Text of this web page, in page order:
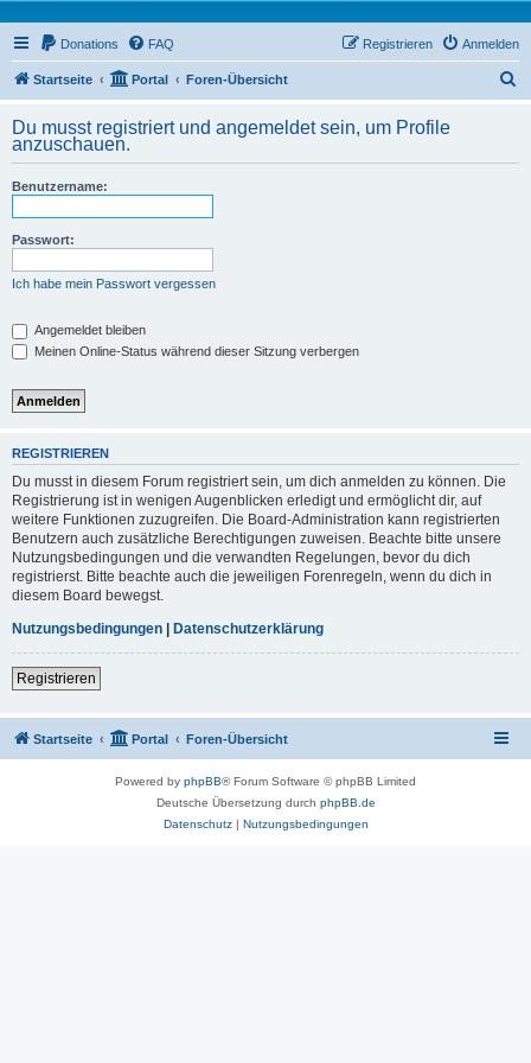
Donations FAQ Anmelden
Registrieren
Startseite Portal Foren-Übersicht
h
Du musst registriert und angemeldet sein, um Profile
anzuschauen.
Benutzername:
Passwort:
Ich habe mein Passwort vergessen
Angemeldet bleiben
Meinen Online-Status während dieser Sitzung verbergen
REGISTRIEREN
Du musst in diesem Forum registriert sein, um dich anmelden zu können. Die
Registrierung ist in wenigen Augenblicken erledigt und ermöglicht dir, auf
weitere Funktionen zuzugreifen. Die Board-Administration kann registrierten
Benutzern auch zusätzliche Berechtigungen zuweisen. Beachte bitte unsere
Nutzungsbedingungen und die verwandten Regelungen, bevor du dich
registrierst. Bitte beachte auch die jeweiligen Forenregeln, wenn du dich in
diesem Board bewegst.
Nutzungsbedingungen | Datenschutzerklärung
Registrieren
Startseite Portal Foren-Übersicht
Powered by phpBB® Forum Software © phpBB Limited
Deutsche Übersetzung durch phpBB.de
Datenschutz| Nutzungsbedingungen